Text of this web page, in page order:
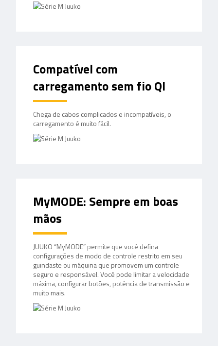
Compatível com
carregamento sem fio QI
Chega de cabos complicados e incompatíveis, o
carregamento é muito fácil.
MyMODE: Sempre em boas
mãos
JUUKO “MyMODE” permite que você defina
configurações de modo de controle restrito em seu
guindaste ou máquina que promovem um controle
seguro e responsável. Você pode limitar a velocidade
máxima, configurar botões, potência de transmissão e
muito mais.